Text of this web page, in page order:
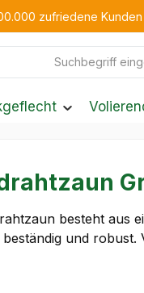
zufriedene Kunden
besteht aus
und